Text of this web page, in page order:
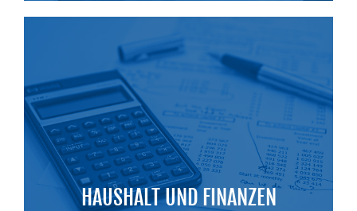
HAUSHALT UND FINANZEN